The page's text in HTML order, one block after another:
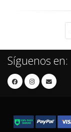
Síguenos en: